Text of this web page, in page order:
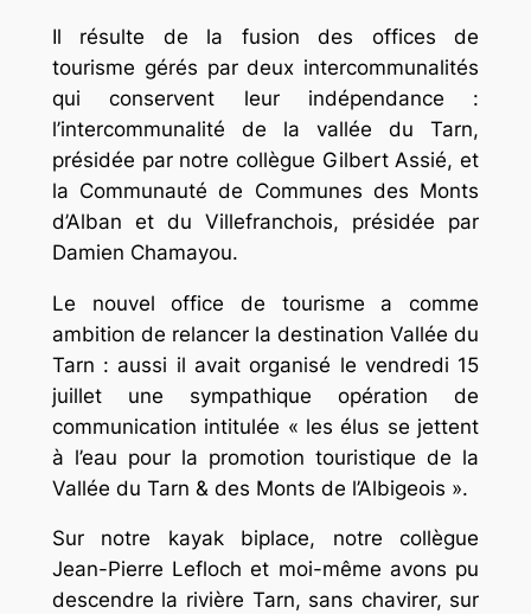
Il résulte de la fusion des offices de
tourisme gérés par deux intercommunalités
qui conservent leur indépendance :
l’intercommunalité de la vallée du Tarn,
présidée par notre collègue Gilbert Assié, et
la Communauté de Communes des Monts
d’Alban et du Villefranchois, présidée par
Damien Chamayou.
Le nouvel office de tourisme a comme
ambition de relancer la destination Vallée du
Tarn : aussi il avait organisé le vendredi 15
juillet une sympathique opération de
communication intitulée « les élus se jettent
à l’eau pour la promotion touristique de la
Vallée du Tarn & des Monts de l’Albigeois ».
Sur notre kayak biplace, notre collègue
Jean-Pierre Lefloch et moi-même avons pu
descendre la rivière Tarn, sans chavirer, sur